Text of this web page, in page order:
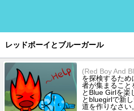
レッドボーイとブルーガール
(Red Boy And
を探検するた
者が集まるこ
とBlue Girlを楽
とbluegirlで新
道を作りなさい